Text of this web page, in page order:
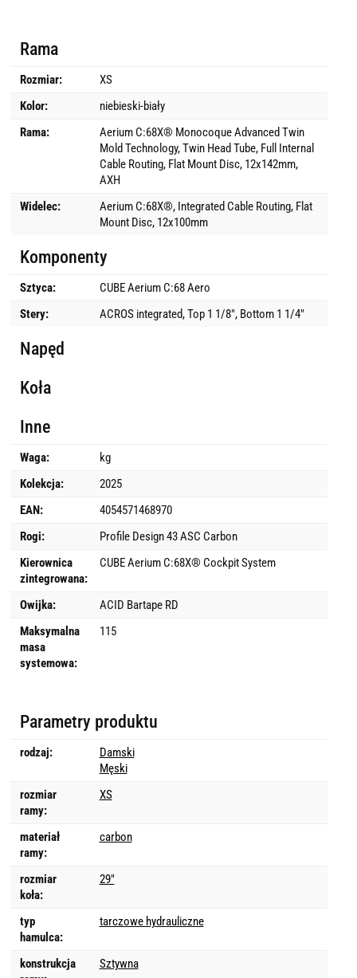
Rama
Rozmiar:
XS
Kolor:
niebieski-biały
Rama:
Aerium C:68X® Monocoque Advanced Twin
Mold Technology, Twin Head Tube, Full Internal
Cable Routing, Flat Mount Disc, 12x142mm,
AXH
Widelec:
Aerium C:68X®, Integrated Cable Routing, Flat
Mount Disc, 12x100mm
Komponenty
Sztyca:
CUBE Aerium C:68 Aero
Stery:
ACROS integrated, Top 1 1/8", Bottom 1 1/4"
Napęd
Koła
Inne
Waga:
kg
Kolekcja:
2025
EAN:
4054571468970
Rogi:
Profile Design 43 ASC Carbon
Kierownica
zintegrowana:
CUBE Aerium C:68X® Cockpit System
Owijka:
ACID Bartape RD
Maksymalna
masa
systemowa:
115
Parametry produktu
rodzaj:
Damski
Męski
rozmiar
ramy:
XS
materiał
ramy:
carbon
rozmiar
koła:
29"
typ
hamulca:
tarczowe hydrauliczne
konstrukcja
Sztywna